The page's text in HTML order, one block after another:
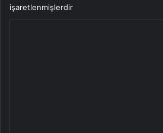
işaretlenmişlerdir